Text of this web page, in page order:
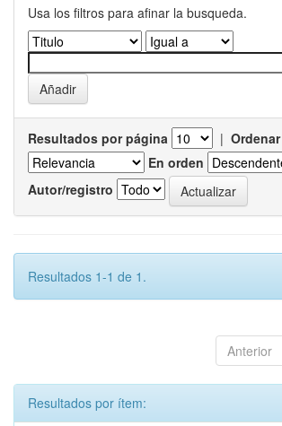
Usa los filtros para afinar la busqueda.
Resultados por página |
En orden
Autor/registro
Resultados 1-1 de 1.
Anterior
Resultados por ítem: